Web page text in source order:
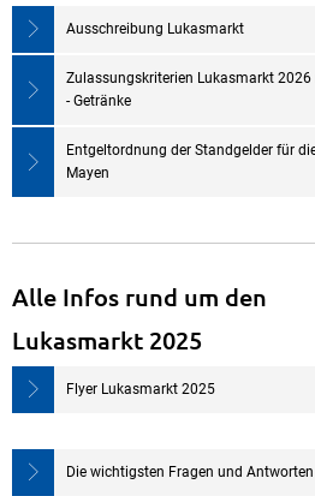
Ausschreibung Lukasmarkt
Zulassungskriterien Lukasmarkt
- Getränke
Entgeltordnung der Standgelder für
Mayen
Alle Infos rund um den
Lukasmarkt 2025
Flyer Lukasmarkt 2025
Die wichtigsten Fragen und